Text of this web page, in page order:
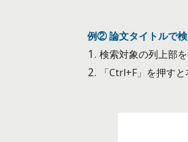
例② 論文タイトルで
検索対象の列上部
「Ctrl+F」を押す